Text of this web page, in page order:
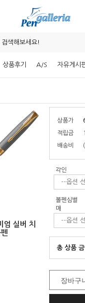
상품후기 A/S 자유게시
엄 실버 치
상품가
적립금
배송비
각인
볼펜심별
매
총 상품
장바구